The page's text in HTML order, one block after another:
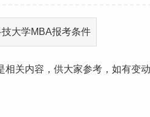
关内容，供大家参考，如有变